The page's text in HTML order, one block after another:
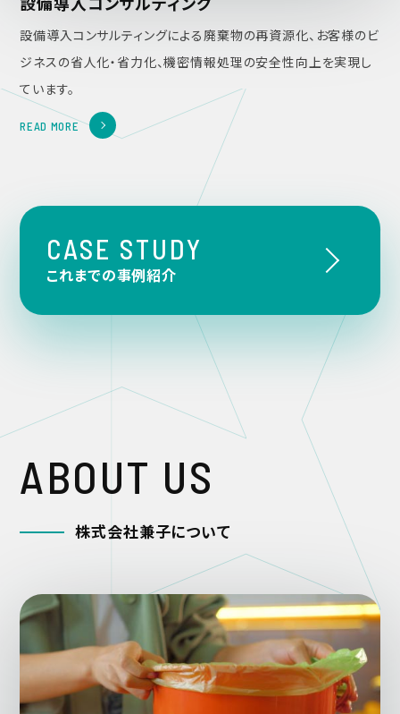
設備導入コンサルティング
設備導入コンサルティングによる廃棄物の再資源化、お客様のビ
ジネスの省人化・省力化、機密情報処理の安全性向上を実現し
ています。
READ MORE
CASE STUDY
これまでの事例紹介
ABOUT US
株式会社兼子について